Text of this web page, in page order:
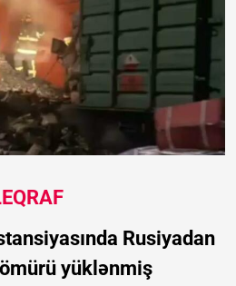
Rusiyadan
yüklənmiş